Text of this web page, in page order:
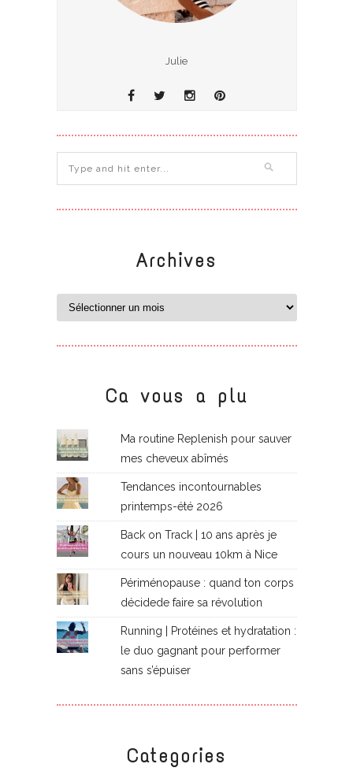
Julie
Archives
Ca vous a plu
Ma routine Replenish pour sauver
mes cheveux abîmés
Tendances incontournables
printemps-été 2026
Back on Track | 10 ans après je
cours un nouveau 10km à Nice
Périménopause : quand ton corps
décidede faire sa révolution
Running | Protéines et hydratation :
le duo gagnant pour performer
sans s’épuiser
Categories